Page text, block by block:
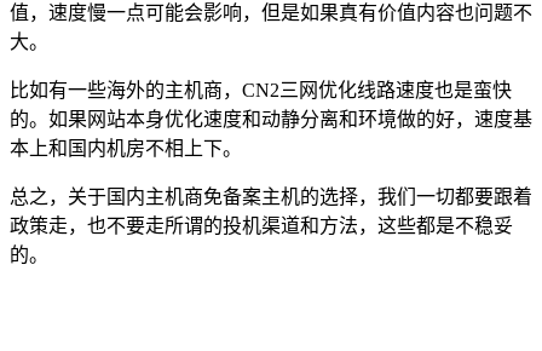
值，速度慢一点可能会影响，但是如果真有价值内容也问题不
大。
比如有一些海外的主机商，CN2三网优化线路速度也是蛮快
的。如果网站本身优化速度和动静分离和环境做的好，速度基
本上和国内机房不相上下。
总之，关于国内主机商免备案主机的选择，我们一切都要跟着
政策走，也不要走所谓的投机渠道和方法，这些都是不稳妥
的。